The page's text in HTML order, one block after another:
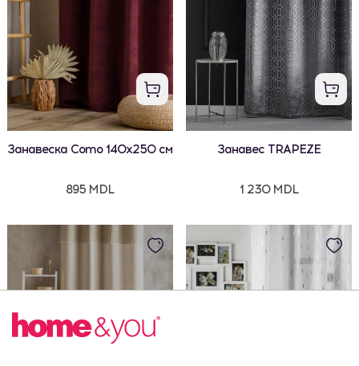
Занавеска Como 140x250 см
895 MDL
Занавес TRAPEZE
1 230 MDL